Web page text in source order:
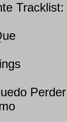
Tracklist:
Perder